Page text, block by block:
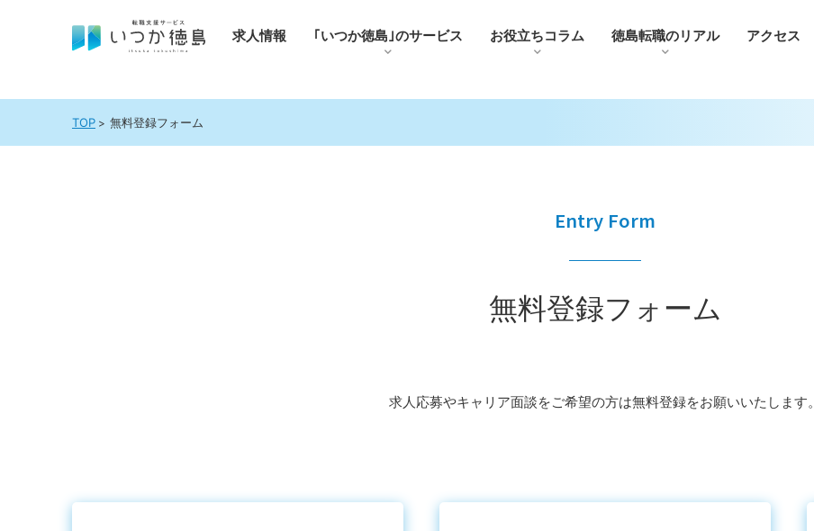
求人情報 ｢いつか徳島｣のサービス お役⽴ちコラム 徳島転職のリアル アクセス
TOP 無料登録フォーム
Entry Form
無料登録フォーム
求⼈応募やキャリア⾯談をご希望の⽅は無料登録をお願いいたします。